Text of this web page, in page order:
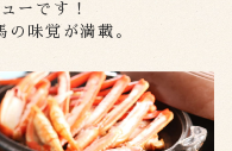
ーです！
味覚が満載。